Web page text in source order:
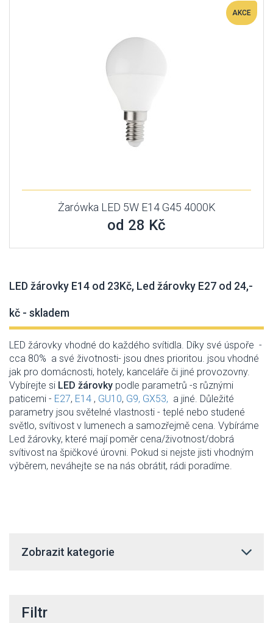
AKCE
Żarówka LED 5W E14 G45 4000K
od 28 Kč
LED žárovky E14 od 23Kč, Led žárovky E27 od 24,-
kč - skladem
LED žárovky vhodné do každého svítidla. Díky své úspoře -
cca 80% a své životnosti- jsou dnes prioritou. jsou vhodné
jak pro domácnosti, hotely, kanceláře či jiné provozovny.
Vybírejte si LED žárovky podle parametrů -s různými
paticemi - E27, E14 , GU10, G9, GX53, a jiné. Důležité
parametry jsou světelné vlastnosti - teplé nebo studené
světlo, svítivost v lumenech a samozřejmě cena. Vybíráme
Led žárovky, které mají poměr cena/životnost/dobrá
svítivost na špičkové úrovni. Pokud si nejste jisti vhodným
výběrem, neváhejte se na nás obrátit, rádi poradíme.
Zobrazit kategorie
Filtr